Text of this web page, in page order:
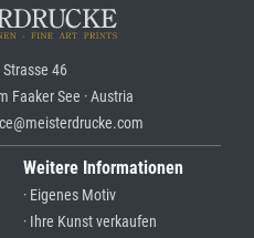
46
Faaker See · Austria
Weitere Informationen
· Eigenes Motiv
· Ihre Kunst verkaufen